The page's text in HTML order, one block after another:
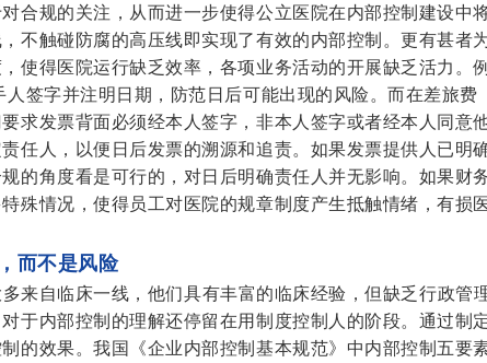
合规的关注，从而进一步使得公立医院在内部控制建设中
不触碰防腐的高压线即实现了有效的内部控制。更有甚者
使得医院运行缺乏效率，各项业务活动的开展缺乏活力。
签字并注明日期，防范日后可能出现的风险。而在差旅费
求发票背面必须经本人签字，非本人签字或者经本人同意
任人，以便日后发票的溯源和追责。如果发票提供人已明
的角度看是可行的，对日后明确责任人并无影响。如果财
殊情况，使得员工对医院的规章制度产生抵触情绪，有损
而不是风险
来自临床一线，他们具有丰富的临床经验，但缺乏行政管
于内部控制的理解还停留在用制度控制人的阶段。通过制
的效果。我国《企业内部控制基本规范》中内部控制五要